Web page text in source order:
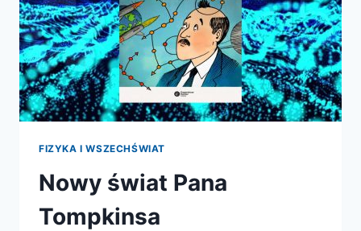
FIZYKA I WSZECHŚWIAT
Nowy świat Pana
Tompkinsa